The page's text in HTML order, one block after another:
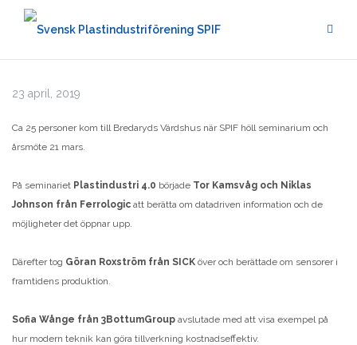
Hoppa
23 april, 2019
Ca 25 personer kom till Bredaryds Värdshus när SPIF höll seminarium och
årsmöte 21 mars.
På seminariet Plastindustri 4.0 började Tor Kamsvåg och Niklas
Johnson från Ferrologic att berätta om datadriven information och de
möjligheter det öppnar upp.
Därefter tog Göran Roxström från SICK över och berättade om sensorer i
framtidens produktion.
Sofia Wånge från 3BottumGroup avslutade med att visa exempel på
hur modern teknik kan göra tillverkning kostnadseffektiv.